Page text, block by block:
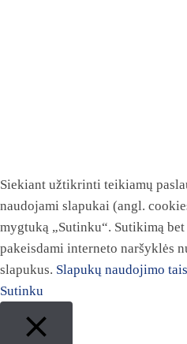
Siekiant užtikrinti teikiamų
naudojami slapukai (angl.
mygtuką „Sutinku“. Sutikimą
pakeisdami interneto naršyklės
slapukus. Slapukų naudojimo
Sutinku